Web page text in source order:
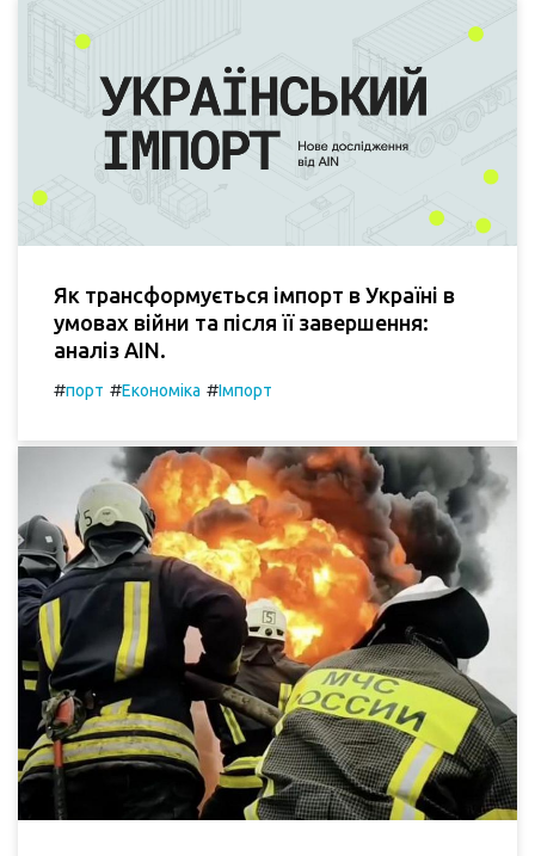
Як трансформується імпорт в Україні в
умовах війни та після її завершення:
аналіз AIN.
#порт #Економіка #Імпорт